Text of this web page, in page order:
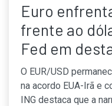
Euro
frente ao
Fed em
O EUR/USD
na acordo EUA-Irã e
ING destaca que a